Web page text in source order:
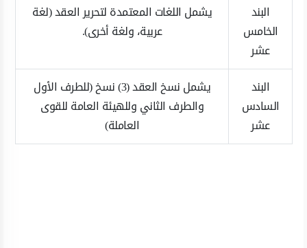
البند
الخامس
عشر
يشمل اللغات المعتمدة لتحرير العقد (لغة
عربية، ولغة أخرى).
البند
السادس
عشر
يشمل نسخ العقد (3) نسخ (للطرف الأول
والطرف الثاني وللهيئة العامة للقوى
العاملة)